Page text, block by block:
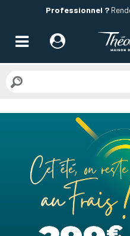
Professionnel ?